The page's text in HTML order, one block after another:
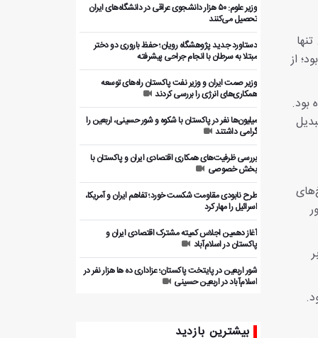
از
بود.
وزیر علوم: ۵۰ هزار دانشجوی عراقی در دانشگاه‌های ایران
تحصیل می‌کنند
دستاورد جدید پژوهشگاه رویان؛ حفظ باروری دو دختر
مبتلا به سرطان با انجام جراحی پیشرفته
وزیر صمت ایران و وزیر نفت پاکستان راه‌های توسعه
همکاری‌های انرژی را بررسی کردند
میلیون‌ها نفر در پاکستان با شکوه و شور حسینی، اربعین را
گرامی داشتند
بررسی ظرفیت‌های همکاری اقتصادی ایران و پاکستان با
بخش خصوصی
طرح نابودی مقاومت شکست خورد؛ تفاهم ایران و آمریکا،
اسرائیل را مهار کرد
آغاز دهمین اجلاس کمیته مشترک اقتصادی ایران و
پاکستان در اسلام‌آباد
شور اربعین در پایتخت پاکستان؛ عزاداری ده ها هزار نفر در
اسلام‌آباد در اربعین حسینی
بیشترین بازدید